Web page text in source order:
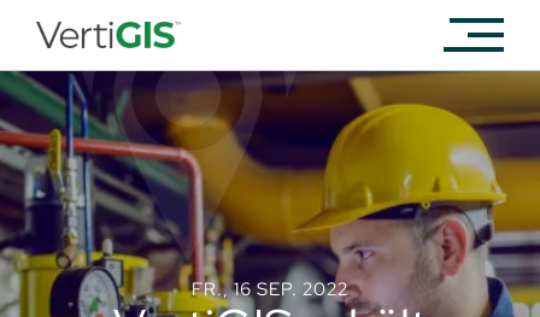
FR., 16 SEP. 2022